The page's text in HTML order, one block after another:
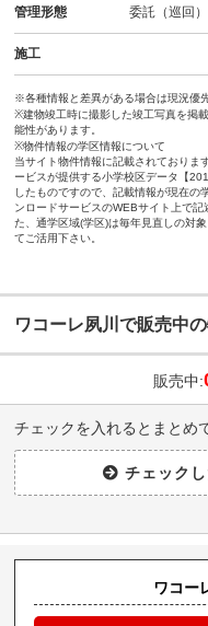
管理形態 委託（巡回）
施工
※各種情報と差異がある場合は現況優
※建物竣工時に撮影した竣工写真を掲
能性があります。
※物件情報の学区情報について
当サイト物件情報に記載されておりま
ービスが提供する小学校区データ【
したものですので、記載情報が現在の
ンロードサービスのWEBサイト上で
た、通学区域(学区)は毎年見直しの対
てご活用下さい。
ワコーレ夙川で販売中
販売中:
チェックを入れるとまとめ
ワコー